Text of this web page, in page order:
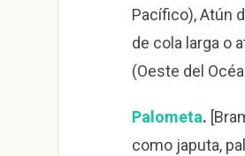
Pacífico), Atún
de cola larga o
(Oeste del
Palometa.
como japuta,